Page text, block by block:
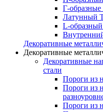
Г-
Латунный
L-
Декоративные
Декоративные
Декоративные
стали
Пороги из
Пороги из
Пороги из